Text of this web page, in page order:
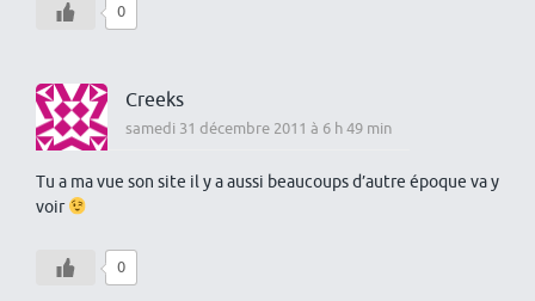
0
Creeks
samedi 31 décembre 2011 à 6 h 49 min
Tu a ma vue son site il y a aussi beaucoups d’autre époque va y
voir
0